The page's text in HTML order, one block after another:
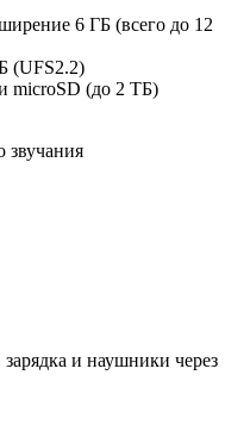
6 ГБ (всего до 12
(UFS2.2)
microSD (до 2 ТБ)
звучания
и наушники через